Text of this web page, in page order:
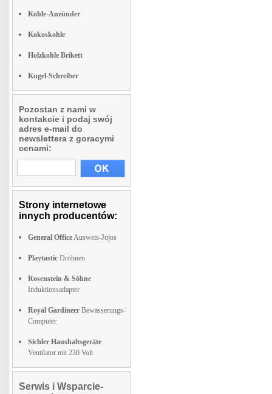
Kohle-Anzünder
Kokoskohle
Holzkohle Brikett
Kugel-Schreiber
Pozostan z nami w
kontakcie i podaj swój
adres e-mail do
newslettera z goracymi
cenami:
Strony internetowe
innych producentów:
General OfficeAusweis-Jojos
Playtastic Drohnen
Rosenstein & Söhne
Induktionsadapter
Royal Gardineer Bewässerungs-
Computer
Sichler Haushaltsgeräte
Ventilator mit 230 Volt
Serwis i Wsparcie-